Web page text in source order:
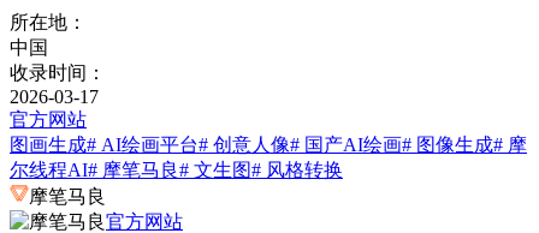
所在地：
中国
收录时间：
2026-03-17
官方网站
图画生成# AI绘画平台# 创意人像# 国产AI绘画# 图像生成# 摩
尔线程AI# 摩笔马良# 文生图# 风格转换
摩笔马良
官方网站